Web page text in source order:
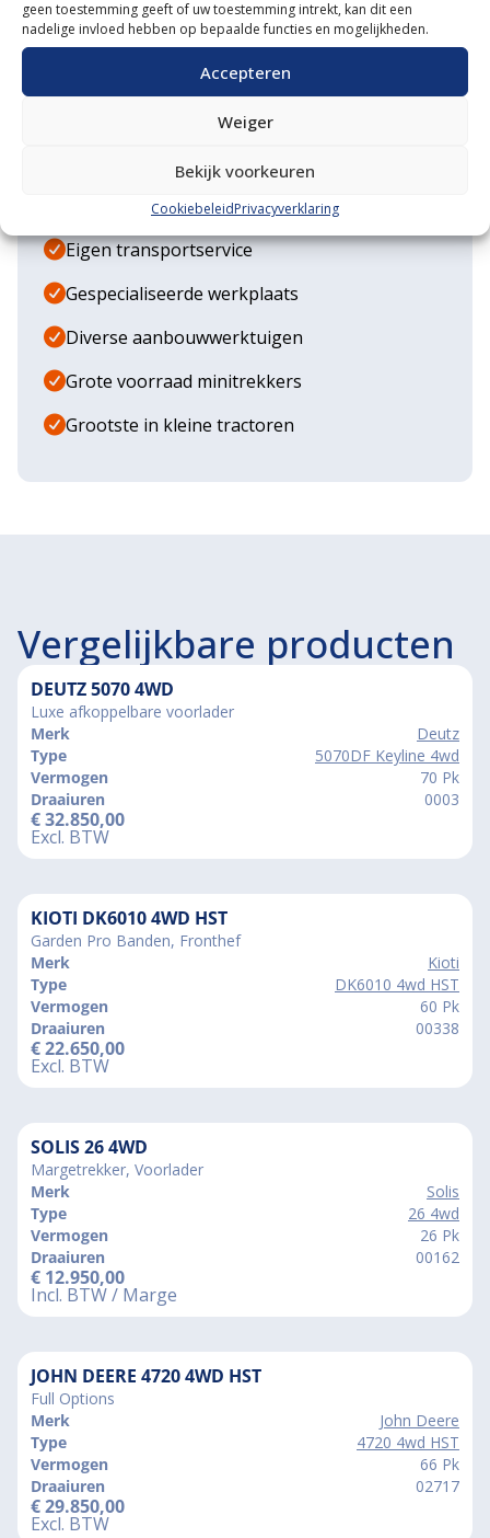
geen toestemming geeft of uw toestemming intrekt, kan dit een
nadelige invloed hebben op bepaalde functies en mogelijkheden.
Accepteren
Weiger
Bekijk voorkeuren
CookiebeleidPrivacyverklaring
START EEN GESPREK MAIL ONS
Waarom VM Service
Uitgebreide showroom
Eigen transportservice
Gespecialiseerde werkplaats
Diverse aanbouwwerktuigen
Grote voorraad minitrekkers
Grootste in kleine tractoren
Vergelijkbare producten
DEUTZ 5070 4WD
Luxe afkoppelbare voorlader
Merk
Deutz
Type
5070DF Keyline 4wd
Vermogen
70 Pk
Draaiuren
0003
€32.850,00
Excl. BTW
KIOTI DK6010 4WD HST
Garden Pro Banden, Fronthef
Merk
Kioti
Type
DK6010 4wd HST
Vermogen
60 Pk
Draaiuren
00338
€22.650,00
Excl. BTW
SOLIS 26 4WD
Margetrekker, Voorlader
Merk
Solis
Type
26 4wd
Vermogen
26 Pk
Draaiuren
00162
€ 12.950,00
Incl. BTW / Marge
JOHN DEERE 4720 4WD HST
Full Options
Merk
John Deere
Type
4720 4wd HST
Vermogen
66 Pk
Draaiuren
02717
€29.850,00
Excl. BTW